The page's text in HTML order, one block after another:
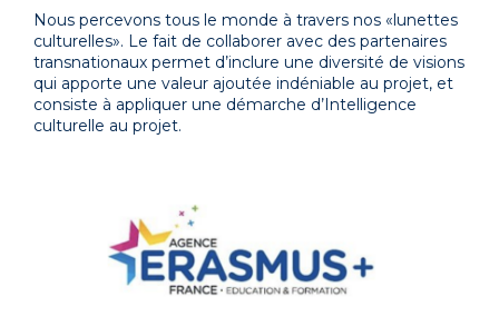
Nous percevons tous le monde à travers nos «lunettes
culturelles». Le fait de collaborer avec des partenaires
transnationaux permet d’inclure une diversité de visions
qui apporte une valeur ajoutée indéniable au projet, et
consiste à appliquer une démarche d’Intelligence
culturelle au projet.